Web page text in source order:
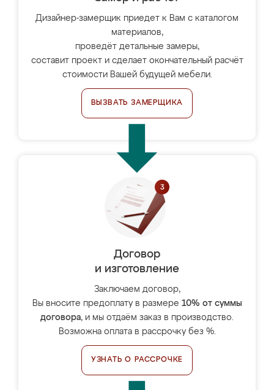
Дизайнер-замерщик приедет к Вам с каталогом
материалов,
проведёт детальные замеры,
составит проект и сделает окончательный расчёт
стоимости Вашей будущей мебели.
ВЫЗВАТЬ ЗАМЕРЩИКА
Договор
и изготовление
Заключаем договор,
Вы вносите предоплату в размере 10% от суммы
договора, и мы отдаём заказ в производство.
Возможна оплата в рассрочку без %.
УЗНАТЬ О РАССРОЧКЕ